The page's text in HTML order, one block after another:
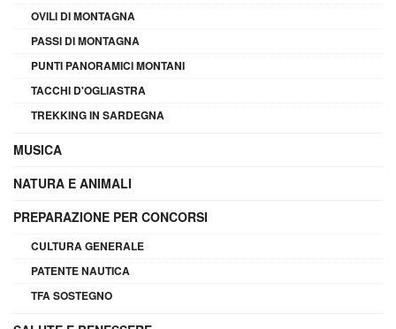
OVILI DI MONTAGNA
PASSI DI MONTAGNA
PUNTI PANORAMICI MONTANI
TACCHI D'OGLIASTRA
TREKKING IN SARDEGNA
MUSICA
NATURA E ANIMALI
PREPARAZIONE PER CONCORSI
CULTURA GENERALE
PATENTE NAUTICA
TFA SOSTEGNO